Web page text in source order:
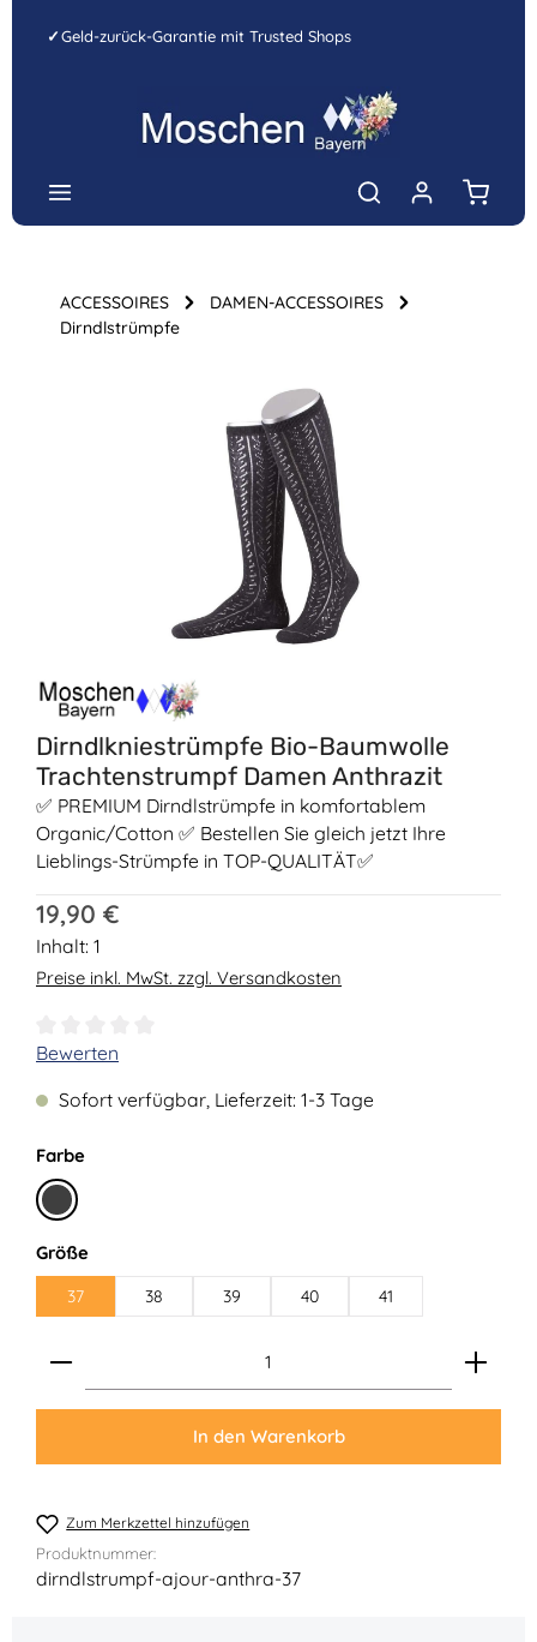
Zum Hauptinhalt springen
✓Geld-zurück-Garantie mit Trusted Shops
ACCESSOIRES
DAMEN-ACCESSOIRES
Dirndlstrümpfe
Dirndlkniestrümpfe Bio-Baumwolle
Trachtenstrumpf Damen Anthrazit
✅ PREMIUM Dirndlstrümpfe in komfortablem
Organic/Cotton ✅ Bestellen Sie gleich jetzt Ihre
Lieblings-Strümpfe in TOP-QUALITÄT✅
Regulärer Preis:
19,90 €
Inhalt: 1
Preise inkl. MwSt. zzgl. Versandkosten
Durchschnittliche Bewertung von 0 von 5 Sternen
Bewerten
Sofort verfügbar, Lieferzeit: 1-3 Tage
Farbeauswählen
Anthrazit
Größeauswählen
37 38 39 40 41
Produkt Anzahl: Gib den gewünschten Wert ein
In den Warenkorb
Zum Merkzettel hinzufügen
Produktnummer:
dirndlstrumpf-ajour-anthra-37